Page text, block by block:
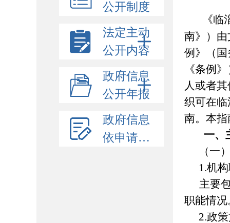
公开制度
法定主动
公开内容
政府信息
公开年报
政府信息
依申请公开
《临
南》）
例》（
《条例
人或者
织可在
南。本
一、
（一
1.机
主要
职能情况
2.政